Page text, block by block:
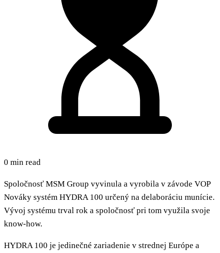
0 min read
Spoločnosť MSM Group vyvinula a vyrobila v závode VOP
Nováky systém HYDRA 100 určený na delaboráciu munície.
Vývoj systému trval rok a spoločnosť pri tom využila svoje
know-how.
HYDRA 100 je jedinečné zariadenie v strednej Európe a